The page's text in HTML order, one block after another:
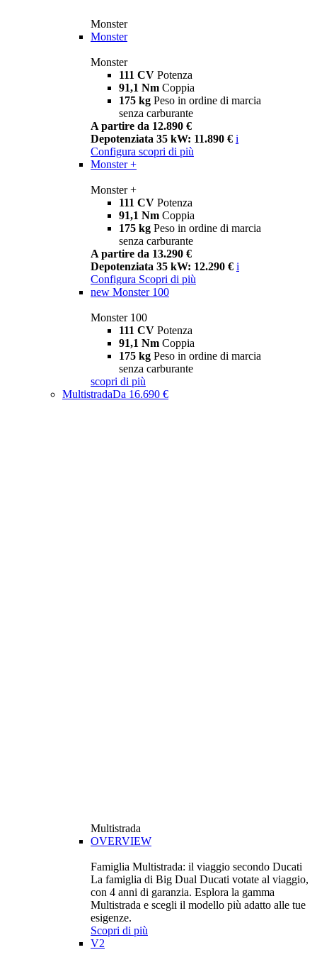
Monster
Monster
Monster
111 CV Potenza
91,1 Nm Coppia
175 kg Peso in ordine di marcia
senza carburante
A partire da 12.890 €
Depotenziata 35 kW: 11.890 € i
Configura scopri di più
Monster +
Monster +
111 CV Potenza
91,1 Nm Coppia
175 kg Peso in ordine di marcia
senza carburante
A partire da 13.290 €
Depotenziata 35 kW: 12.290 € i
Configura Scopri di più
new Monster 100
Monster 100
111 CV Potenza
91,1 Nm Coppia
175 kg Peso in ordine di marcia
senza carburante
scopri di più
MultistradaDa 16.690 €
Multistrada
OVERVIEW
Famiglia Multistrada: il viaggio secondo Ducati
La famiglia di Big Dual Ducati votate al viaggio,
con 4 anni di garanzia. Esplora la gamma
Multistrada e scegli il modello più adatto alle tue
esigenze.
Scopri di più
V2